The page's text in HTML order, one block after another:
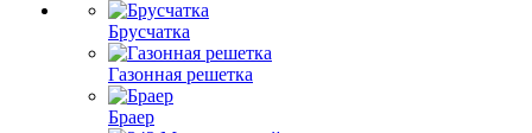
Брусчатка
Газонная решетка
Браер